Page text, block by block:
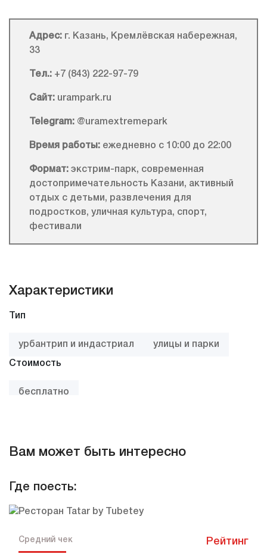
Адрес: г. Казань, Кремлёвская набережная,
33
Тел.: +7 (843) 222-97-79
Сайт: urampark.ru
Telegram: @uramextremepark
Время работы: ежедневно с 10:00 до 22:00
Формат: экстрим-парк, современная
достопримечательность Казани, активный
отдых с детьми, развлечения для
подростков, уличная культура, спорт,
фестивали
Характеристики
Тип
урбантрип и индастриал улицы и парки
Стоимость
бесплатно
Вам может быть интересно
Где поесть:
Средний чек Рейтинг